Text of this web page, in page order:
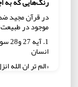
در قرآن مجید
موجود در
1.
انسان
«الم تر ان الله